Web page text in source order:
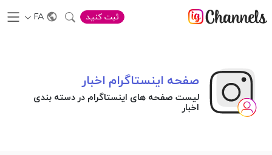
ثبت کنید
صفحه اینستاگرام اخبار
لیست صفحه های اینستاگرام در دسته بندی
اخبار